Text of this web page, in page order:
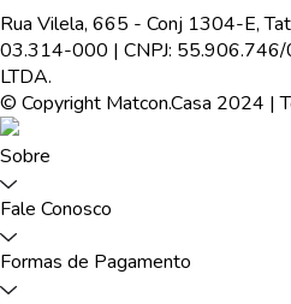
Rua Vilela, 665 - Conj 1304-E,
03.314-000 | CNPJ:
LTDA.
© Copyright Matcon.Casa 2024 |
Sobre
Fale Conosco
Formas de Pagamento